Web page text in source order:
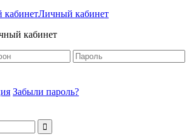
Личный кабинет
кабинет
Забыли пароль?